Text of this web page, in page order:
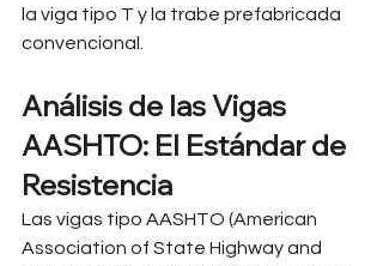
la viga tipo T y la trabe prefabricada
convencional.
Análisis de las Vigas
AASHTO: El Estándar de
Resistencia
Las vigas tipo AASHTO (American
Association of State Highway and